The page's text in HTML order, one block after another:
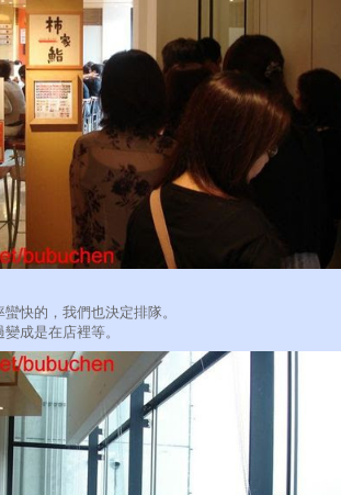
快的，我們也決定排隊。
成是在店裡等。